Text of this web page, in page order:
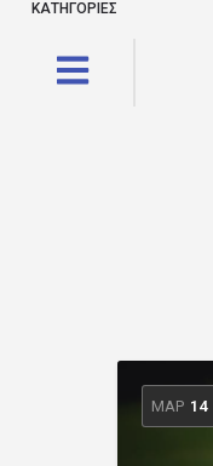
ΚΑΤΗΓΟΡΙΕΣ
ΜΑΡ 14